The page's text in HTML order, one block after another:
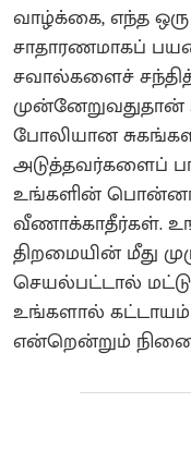
வாழ்க்கை, எந்த
சாதாரணமாகப்
சவால்களைச்
போலியான
அடுத்தவர்களைப்
உங்களின்
வீணாக்காதீர்கள்.
திறமையின் மீது
செயல்பட்டால்
உங்களால் கட்டாயம்
என்றென்றும்